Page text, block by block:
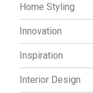
Home Styling
Innovation
Inspiration
Interior Design